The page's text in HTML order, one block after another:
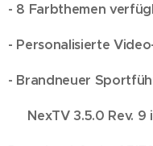
- 8 Farbthemen
- Personalisierte
- Brandneuer
✅ NexTV 3.5.0 Rev.